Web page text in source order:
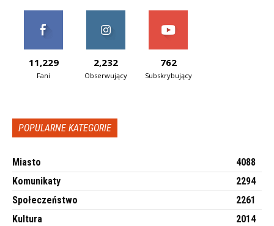
11,229
Fani
2,232
Obserwujący
762
Subskrybujący
POPULARNE KATEGORIE
Miasto
4088
Komunikaty
2294
Społeczeństwo
2261
Kultura
2014